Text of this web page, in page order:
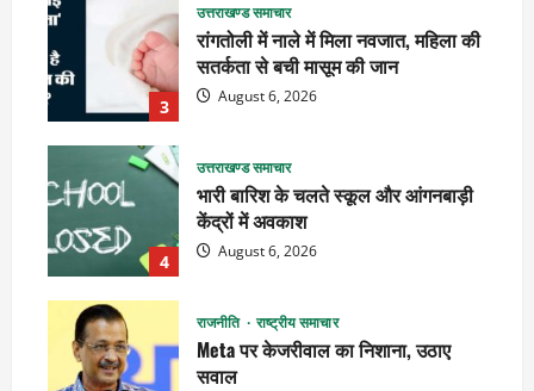
3
उत्तराखण्ड समाचार
रांगतोली में नाले में मिला नवजात, महिला की
सतर्कता से बची मासूम की जान
August 6, 2026
4
उत्तराखण्ड समाचार
भारी बारिश के चलते स्कूल और आंगनबाड़ी
केंद्रों में अवकाश
August 6, 2026
राजनीति राष्ट्रीय समाचार
Meta पर केजरीवाल का निशाना, उठाए
सवाल